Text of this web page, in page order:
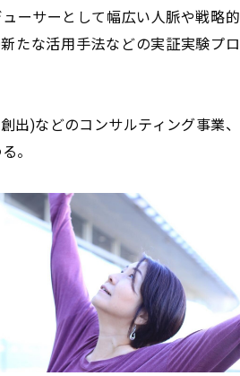
ーサーとして幅広い人脈や戦略的
たな活用手法などの実証実験プロ
出)などのコンサルティング事業、
。